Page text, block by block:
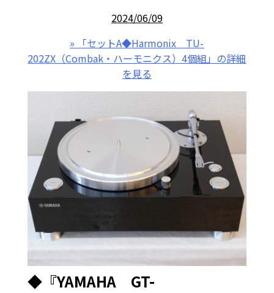
2024/06/09
» 「セットA◆Harmonix TU-
202ZX（Combak・ハーモニクス）4個組」の詳細
を見る
◆『YAMAHA GT-